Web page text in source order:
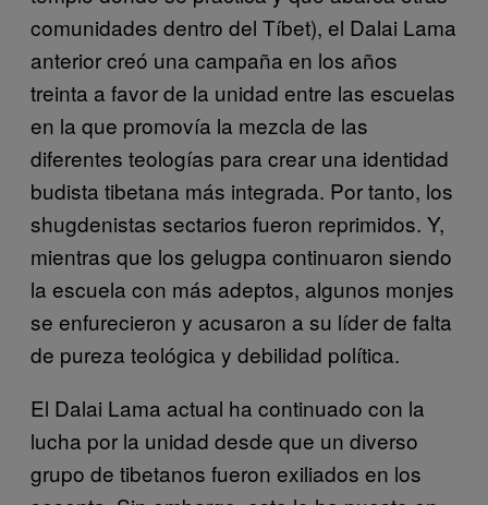
comunidades dentro del Tíbet), el Dalai Lama
anterior creó una campaña en los años
treinta a favor de la unidad entre las escuelas
en la que promovía la mezcla de las
diferentes teologías para crear una identidad
budista tibetana más integrada. Por tanto, los
shugdenistas sectarios fueron reprimidos. Y,
mientras que los gelugpa continuaron siendo
la escuela con más adeptos, algunos monjes
se enfurecieron y acusaron a su líder de falta
de pureza teológica y debilidad política.
El Dalai Lama actual ha continuado con la
lucha por la unidad desde que un diverso
grupo de tibetanos fueron exiliados en los